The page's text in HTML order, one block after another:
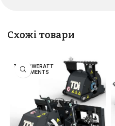
Схожі товари
TDI POWERATT
ACHMENTS